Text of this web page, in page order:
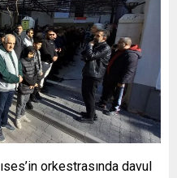
orkestrasında davul